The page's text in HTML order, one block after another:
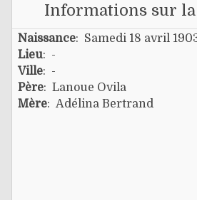
Informations sur la
Naissance: Samedi 18 avril
Lieu: -
Ville: -
Père: Lanoue Ovila
Mère: Adélina Bertrand